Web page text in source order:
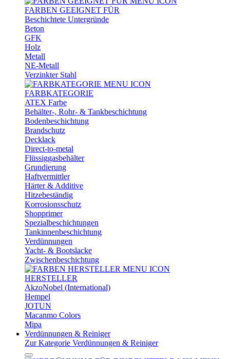
FARBEN GEEIGNET FÜR
Beschichtete Untergründe
Beton
GFK
Holz
Metall
NE-Metall
Verzinkter Stahl
FARBKATEGORIE
ATEX Farbe
Behälter-, Rohr- & Tankbeschichtung
Bodenbeschichtung
Brandschutz
Decklack
Direct-to-metal
Flüssiggasbehälter
Grundierung
Haftvermittler
Härter & Additive
Hitzebeständig
Korrosionsschutz
Shopprimer
Spezialbeschichtungen
Tankinnenbeschichtung
Verdünnungen
Yacht- & Bootslacke
Zwischenbeschichtung
HERSTELLER
AkzoNobel (International)
Hempel
JOTUN
Macanmo Colors
Mipa
Verdünnungen & Reiniger
Zur Kategorie Verdünnungen & Reiniger